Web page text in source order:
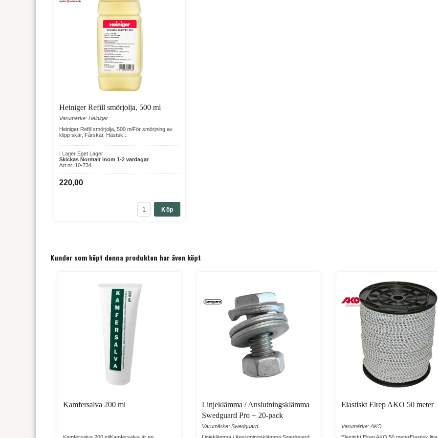
Heiniger Refill smörjolja, 500 ml
Varumärke: Heiniger
Heiniger Refill smörjolja, 500 mlFör smörjning av
klipp skär, Fårskär, Hästsk...
I Lager Eget Lager
Skickas Normalt inom 1-2 vardagar
Art nr. 10-734
220,00
Köp
Kunder som köpt denna produkten har även köpt
Kamfersalva 200 ml
Linjeklämma / Anslutningsklämma
Swedguard Pro + 20-pack
Varumärke: Swedguard
Elastiskt Elrep AKO 50 meter
Varumärke: AKO